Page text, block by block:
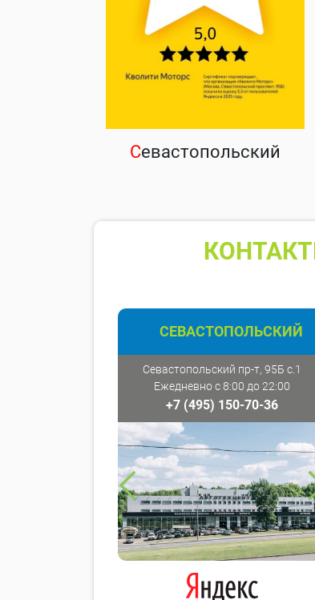
Севастопольский
СЕВАСТОПОЛЬСКИЙ
Севастопольский пр-т, 95Б с.1
Ежедневно с 8:00 до 22:00
+7 (495) 150-70-36